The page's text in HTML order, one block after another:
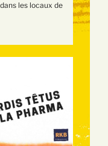
les locaux de